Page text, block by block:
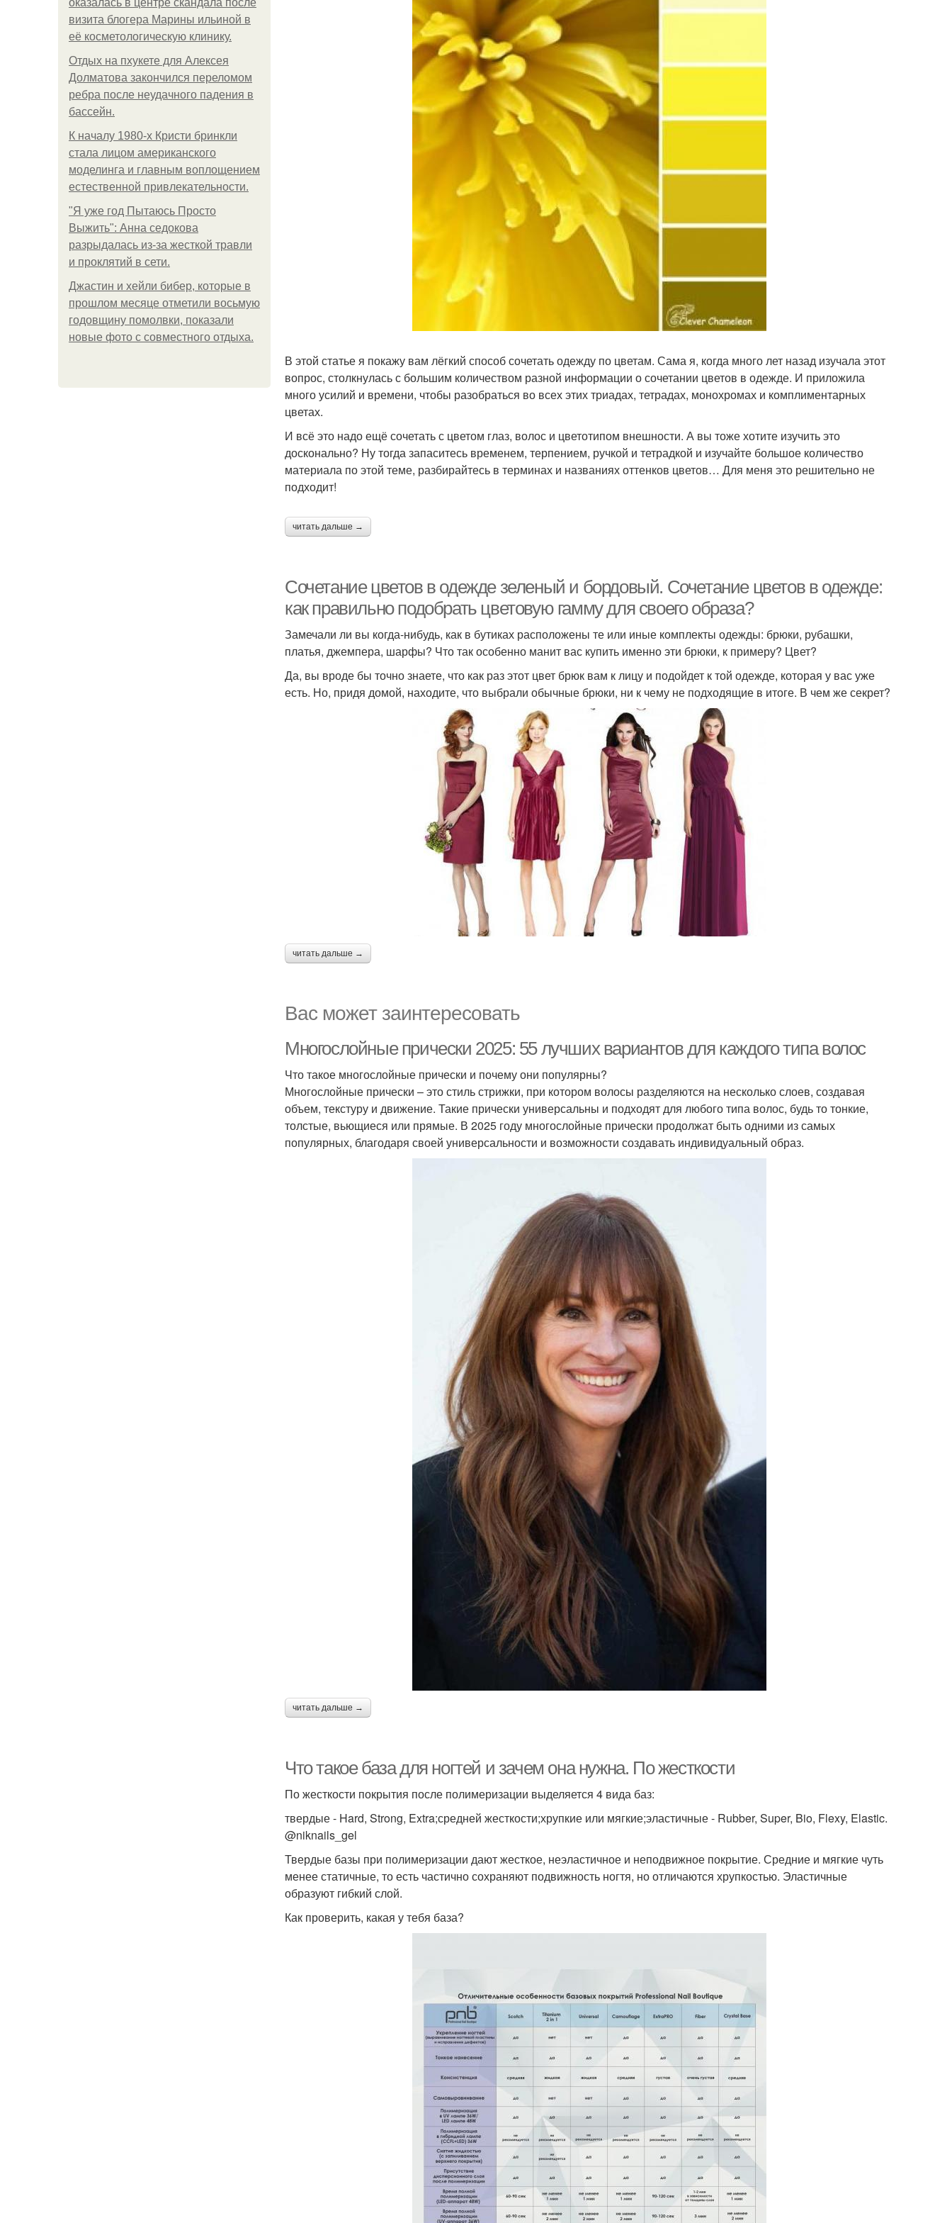
оказалась в центре скандала после
визита блогера Марины ильиной в
её косметологическую клинику.
Отдых на пхукете для Алексея
Долматова закончился переломом
ребра после неудачного падения в
бассейн.
К началу 1980-х Кристи бринкли
стала лицом американского
моделинга и главным воплощением
естественной привлекательности.
"Я уже год Пытаюсь Просто
Выжить": Анна седокова
разрыдалась из-за жесткой травли
и проклятий в сети.
Джастин и хейли бибер, которые в
прошлом месяце отметили восьмую
годовщину помолвки, показали
новые фото с совместного отдыха.
В этой статье я покажу вам лёгкий способ сочетать одежду по цветам. Сама я, когда много лет назад изучала этот
вопрос, столкнулась с большим количеством разной информации о сочетании цветов в одежде. И приложила
много усилий и времени, чтобы разобраться во всех этих триадах, тетрадах, монохромах и комплиментарных
цветах.
И всё это надо ещё сочетать с цветом глаз, волос и цветотипом внешности. А вы тоже хотите изучить это
досконально? Ну тогда запаситесь временем, терпением, ручкой и тетрадкой и изучайте большое количество
материала по этой теме, разбирайтесь в терминах и названиях оттенков цветов… Для меня это решительно не
подходит!
читать дальше →
Сочетание цветов в одежде зеленый и бордовый. Сочетание цветов в одежде:
как правильно подобрать цветовую гамму для своего образа?
Замечали ли вы когда-нибудь, как в бутиках расположены те или иные комплекты одежды: брюки, рубашки,
платья, джемпера, шарфы? Что так особенно манит вас купить именно эти брюки, к примеру? Цвет?
Да, вы вроде бы точно знаете, что как раз этот цвет брюк вам к лицу и подойдет к той одежде, которая у вас уже
есть. Но, придя домой, находите, что выбрали обычные брюки, ни к чему не подходящие в итоге. В чем же секрет?
читать дальше →
Вас может заинтересовать
Многослойные прически 2025: 55 лучших вариантов для каждого типа волос
Что такое многослойные прически и почему они популярны?
Многослойные прически – это стиль стрижки, при котором волосы разделяются на несколько слоев, создавая
объем, текстуру и движение. Такие прически универсальны и подходят для любого типа волос, будь то тонкие,
толстые, вьющиеся или прямые. В 2025 году многослойные прически продолжат быть одними из самых
популярных, благодаря своей универсальности и возможности создавать индивидуальный образ.
читать дальше →
Что такое база для ногтей и зачем она нужна. По жесткости
По жесткости покрытия после полимеризации выделяется 4 вида баз:
твердые - Hard, Strong, Extra;средней жесткости;хрупкие или мягкие;эластичные - Rubber, Super, Bio, Flexy, Elastic.
@niknails_gel
Твердые базы при полимеризации дают жесткое, неэластичное и неподвижное покрытие. Средние и мягкие чуть
менее статичные, то есть частично сохраняют подвижность ногтя, но отличаются хрупкостью. Эластичные
образуют гибкий слой.
Как проверить, какая у тебя база?